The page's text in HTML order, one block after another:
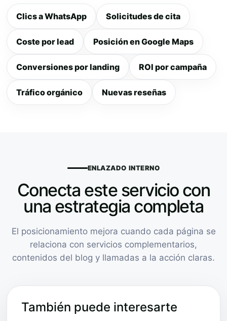
Clics a WhatsApp Solicitudes de cita
Coste por lead Posición en Google Maps
Conversiones por landing ROI por campaña
Tráfico orgánico Nuevas reseñas
ENLAZADO INTERNO
Conecta este servicio con
una estrategia completa
El posicionamiento mejora cuando cada página se
relaciona con servicios complementarios,
contenidos del blog y llamadas a la acción claras.
También puede interesarte